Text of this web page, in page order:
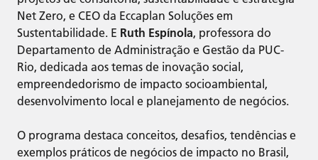
Net Zero, e CEO da Eccaplan Soluções em
Sustentabilidade. E Ruth Espínola, professora do
Departamento de Administração e Gestão da PUC-
Rio, dedicada aos temas de inovação social,
empreendedorismo de impacto socioambiental,
desenvolvimento local e planejamento de negócios.
O programa destaca conceitos, desafios, tendências e
exemplos práticos de negócios de impacto no Brasil,